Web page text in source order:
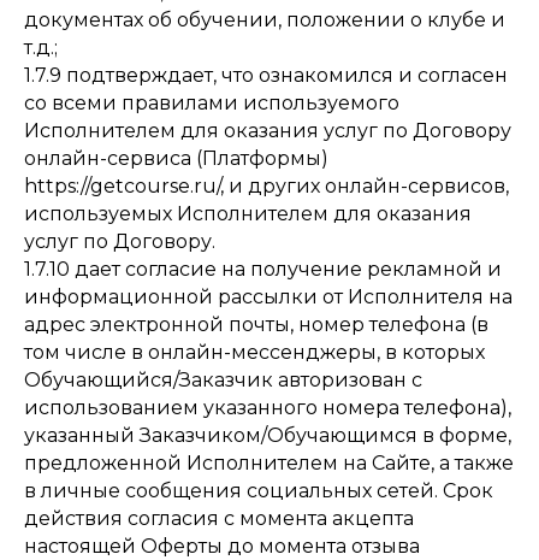
документах об обучении, положении о клубе и
т.д.;
1.7.9 подтверждает, что ознакомился и согласен
со всеми правилами используемого
Исполнителем для оказания услуг по Договору
онлайн-сервиса (Платформы)
https://getcourse.ru/, и других онлайн-сервисов,
используемых Исполнителем для оказания
услуг по Договору.
1.7.10 дает согласие на получение рекламной и
информационной рассылки от Исполнителя на
адрес электронной почты, номер телефона (в
том числе в онлайн-мессенджеры, в которых
Обучающийся/Заказчик авторизован с
использованием указанного номера телефона),
указанный Заказчиком/Обучающимся в форме,
предложенной Исполнителем на Сайте, а также
в личные сообщения социальных сетей. Срок
действия согласия с момента акцепта
настоящей Оферты до момента отзыва